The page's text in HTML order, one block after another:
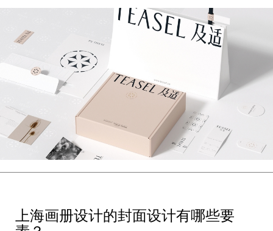
上海画册设计的封面设计有哪些要